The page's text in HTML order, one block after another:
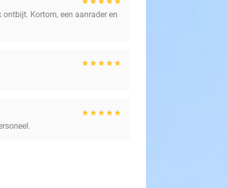
Kortom, een aanrader en